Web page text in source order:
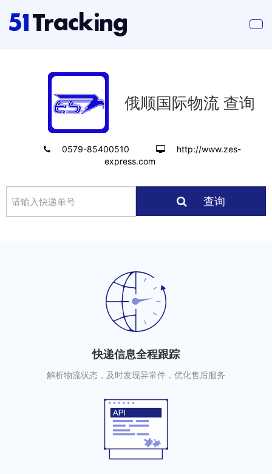
俄顺国际物流 查询
0579-85400510
http://www.zes-
express.com
查询
快递信息全程跟踪
解析物流状态，及时发现异常件，优化售后服务